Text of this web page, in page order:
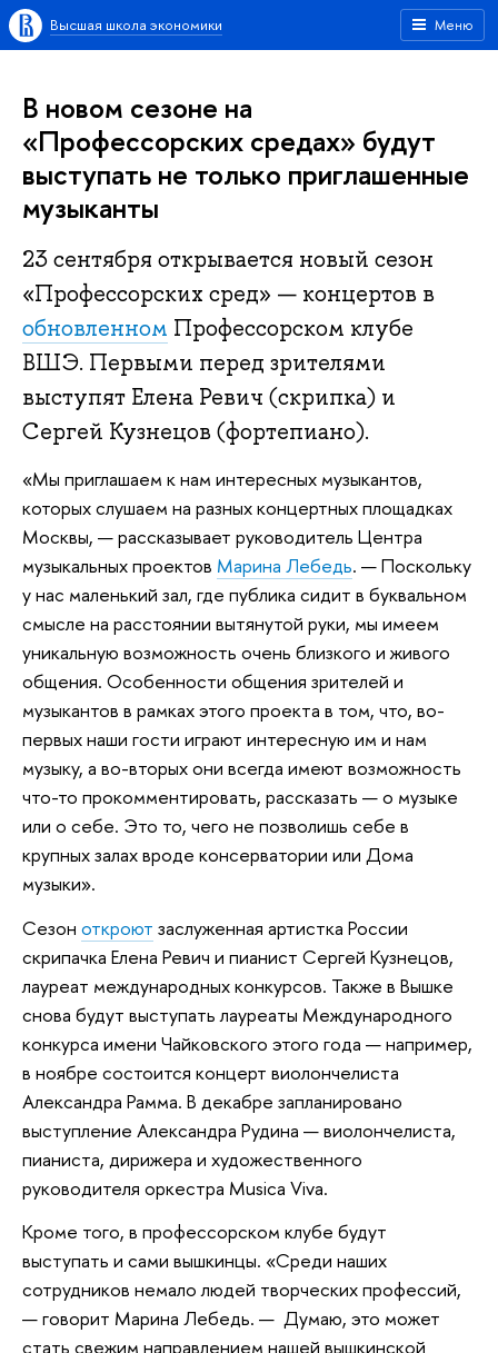
Меню
Высшая школа экономики
В новом сезоне на
«Профессорских средах» будут
выступать не только приглашенные
музыканты
23 сентября открывается новый сезон
«Профессорских сред» — концертов в
обновленном Профессорском клубе
ВШЭ. Первыми перед зрителями
выступят Елена Ревич (скрипка) и
Сергей Кузнецов (фортепиано).
«Мы приглашаем к нам интересных музыкантов,
которых слушаем на разных концертных площадках
Москвы, — рассказывает руководитель Центра
музыкальных проектов Марина Лебедь. — Поскольку
у нас маленький зал, где публика сидит в буквальном
смысле на расстоянии вытянутой руки, мы имеем
уникальную возможность очень близкого и живого
общения. Особенности общения зрителей и
музыкантов в рамках этого проекта в том, что, во-
первых наши гости играют интересную им и нам
музыку, а во-вторых они всегда имеют возможность
что-то прокомментировать, рассказать — о музыке
или о себе. Это то, чего не позволишь себе в
крупных залах вроде консерватории или Дома
музыки».
Сезон откроют заслуженная артистка России
скрипачка Елена Ревич и пианист Сергей Кузнецов,
лауреат международных конкурсов. Также в Вышке
снова будут выступать лауреаты Международного
конкурса имени Чайковского этого года — например,
в ноябре состоится концерт виолончелиста
Александра Рамма. В декабре запланировано
выступление Александра Рудина — виолончелиста,
пианиста, дирижера и художественного
руководителя оркестра Musica Viva.
Кроме того, в профессорском клубе будут
выступать и сами вышкинцы. «Среди наших
сотрудников немало людей творческих профессий,
—говорит Марина Лебедь. — Думаю, это может
стать свежим направлением нашей вышкинской